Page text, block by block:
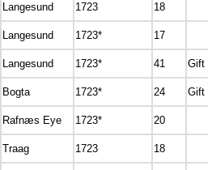
Langesund 1723 18
Langesund 1723* 17
Langesund 1723* 41 Gift
Bogta 1723* 24 Gift
Rafnæs Eye 1723* 20
Traag 1723 18